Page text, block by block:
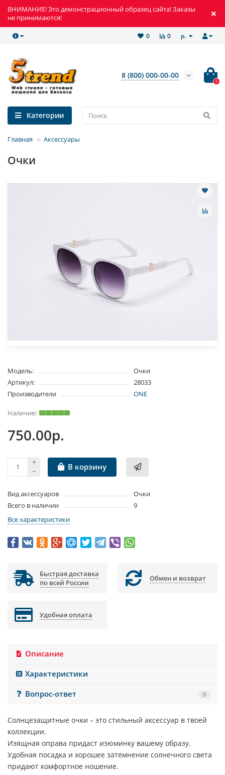
ВНИМАНИЕ! Это демонстрационный образец сайта! Заказы
не принимаются!
р.
0
0
8 (800) 000-00-00
0
Категории
Главная Аксессуары
Очки
Модель:
Очки
Артикул:
28033
Производители
ONE
750.00р.
В корзину
Вид аксессуаров
Очки
Всего в наличии
9
Все характеристики
Быстрая доставка
по всей России
Обмен и возврат
Удобная оплата
Описание
Характеристики
Вопрос-ответ
0
Солнцезащитные очки – это стильный аксессуар в твоей
коллекции.
Изящная оправа придаст изюминку вашему образу.
Удобная посадка и хорошее затемнение солнечного света
придают комфортное ношение.